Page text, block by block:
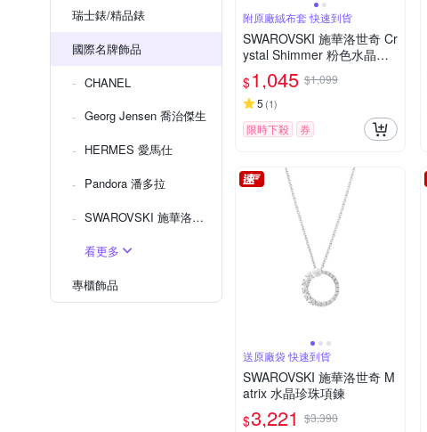
瑞士錶/精品錶
國際名牌飾品
CHANEL
Georg Jensen 喬治傑生
HERMES 愛馬仕
Pandora 潘多拉
SWAROVSKI 施華洛世奇
看更多
專櫃飾品
附原廠絨布套 快速到貨
SWAROVSKI 施華洛世奇 Cr
ystal Shimmer 粉色水晶圓
珠筆
$1,045 $1,099
5 (1)
限時下殺 券
送原廠袋 快速到貨
SWAROVSKI 施華洛世奇 M
atrix 水晶珍珠項鍊
$3,221 $3,390